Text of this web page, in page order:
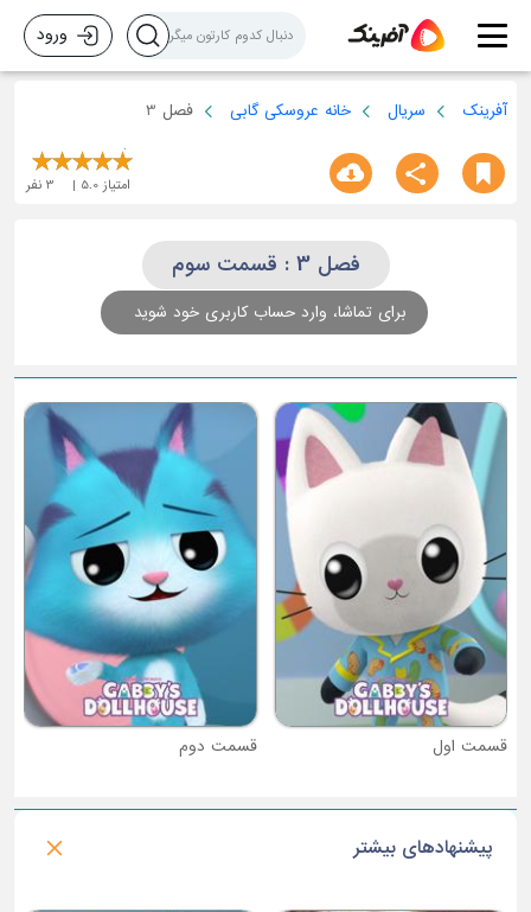
ورود
آفرینک سریال خانه عروسکی گابی فصل 3
امتیاز 5.0
3 نفر
فصل 3 : قسمت سوم
برای تماشا، وارد حساب کاربری خود شوید
قسمت دوم
قسمت چهارم
پیشنهادهای بیشتر